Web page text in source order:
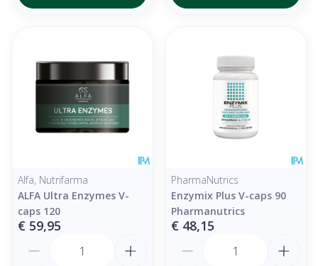
Alfa, Nutrifarma
ALFA Ultra Enzymes V-
caps 120
€ 59,95
PharmaNutrics
Enzymix Plus V-caps 90
Pharmanutrics
€ 48,15